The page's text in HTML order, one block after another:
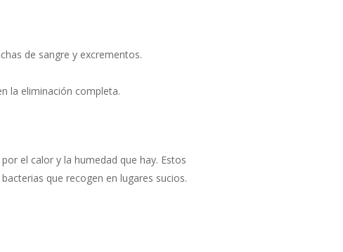
de sangre y excrementos.
la eliminación completa.
el calor y la humedad que hay. Estos
que recogen en lugares sucios.